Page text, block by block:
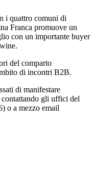
i quattro comuni di
Franca promuove un
con un importante buyer
del comparto
di incontri B2B.
di manifestare
contattando gli uffici del
o a mezzo email